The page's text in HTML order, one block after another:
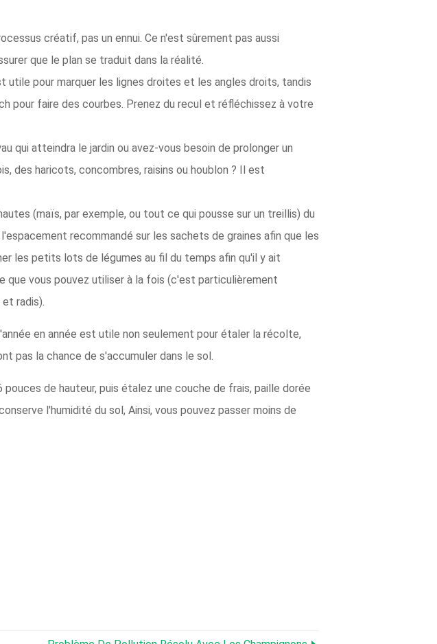
créatif, pas un ennui. Ce n'est sûrement pas aussi
que le plan se traduit dans la réalité.
pour marquer les lignes droites et les angles droits, tandis
pour faire des courbes. Prenez du recul et réfléchissez à votre
qui atteindra le jardin ou avez-vous besoin de prolonger un
des haricots, concombres, raisins ou houblon ? Il est
(maïs, par exemple, ou tout ce qui pousse sur un treillis) du
recommandé sur les sachets de graines afin que les
les petits lots de légumes au fil du temps afin qu'il y ait
que vous pouvez utiliser à la fois (c'est particulièrement
radis).
en année est utile non seulement pour étaler la récolte,
pas la chance de s'accumuler dans le sol.
de hauteur, puis étalez une couche de frais, paille dorée
l'humidité du sol, Ainsi, vous pouvez passer moins de